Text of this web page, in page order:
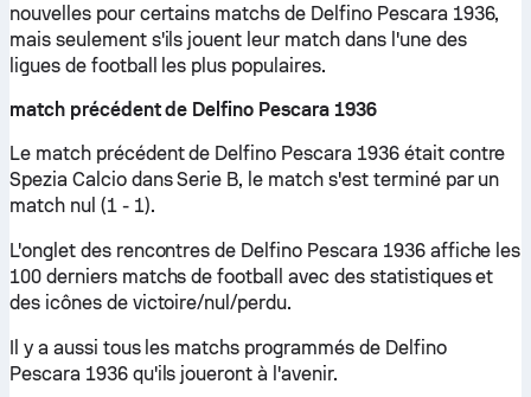
nouvelles pour certains matchs de Delfino Pescara 1936,
mais seulement s'ils jouent leur match dans l'une des
ligues de football les plus populaires.
match précédent de Delfino Pescara 1936
Le match précédent de Delfino Pescara 1936 était contre
Spezia Calcio dans Serie B, le match s'est terminé par un
match nul (1 - 1).
L'onglet des rencontres de Delfino Pescara 1936 affiche les
100 derniers matchs de football avec des statistiques et
des icônes de victoire/nul/perdu.
Il y a aussi tous les matchs programmés de Delfino
Pescara 1936 qu'ils joueront à l'avenir.